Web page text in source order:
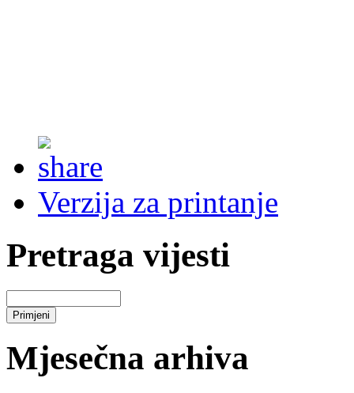
Verzija za printanje
Pretraga vijesti
Mjesečna arhiva